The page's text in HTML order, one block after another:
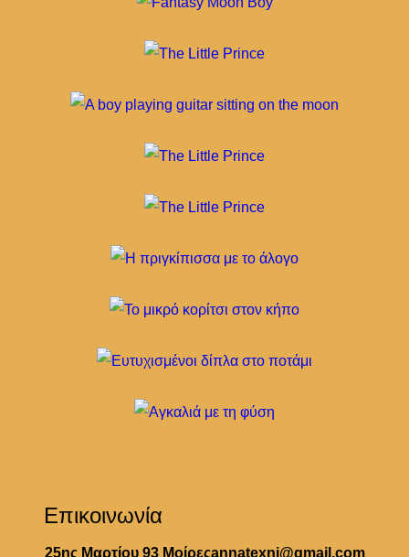
Επικοινωνία
25ης Μαρτίου 93 Μοίρεςannatexni@gmail.com